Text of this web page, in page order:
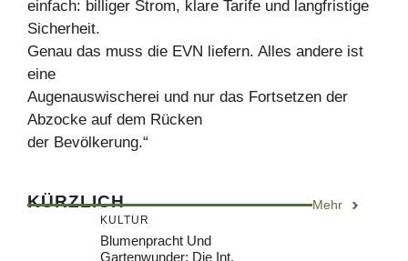
einfach: billiger Strom, klare Tarife und langfristige
Sicherheit.
Genau das muss die EVN liefern. Alles andere ist
eine
Augenauswischerei und nur das Fortsetzen der
Abzocke auf dem Rücken
der Bevölkerung.“
KÜRZLICH Mehr
KULTUR
Blumenpracht Und
Gartenwunder: Die Int.